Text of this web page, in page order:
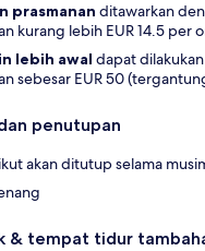
prasmanan ditawarkan
kurang lebih EUR 14.5 per
lebih awal dapat
sebesar EUR 50
penutupan
akan ditutup selama
& tempat tidur